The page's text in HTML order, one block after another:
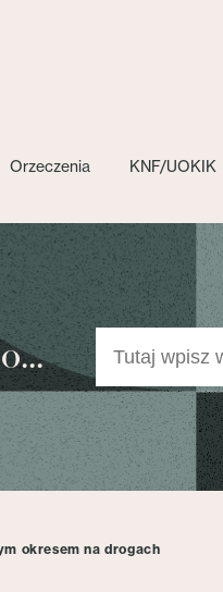
Orzeczenia KNF/UOKIK
okresem na drogach